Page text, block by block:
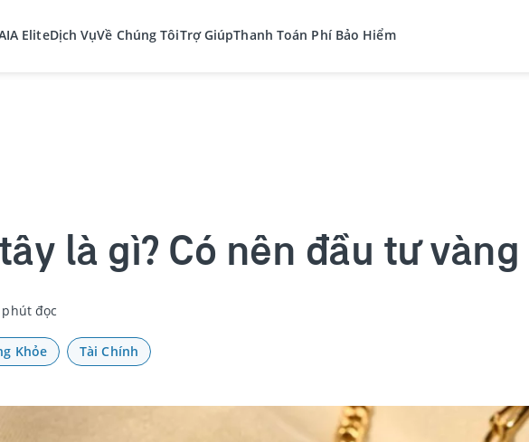
EliteDịch VụVề Chúng TôiTrợ GiúpThanh Toán Phí Bảo Hiểm
là gì? Có nên đầu tư
phút đọc
Khỏe Tài Chính